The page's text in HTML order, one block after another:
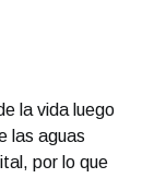
la vida luego
las aguas
por lo que